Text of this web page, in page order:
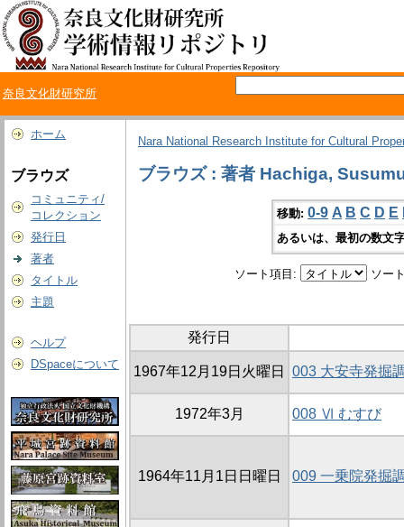
奈良文化財研究所
ホーム
ブラウズ
コミュニティ/
コレクション
発行日
著者
タイトル
主題
ヘルプ
DSpaceについて
Nara National Research Institute for Cultural
ブラウズ : 著者 Hachiga,
移動: 0-9 A B C D E
あるいは、最初の数文
ソート項目: ソー
発行日
1967年12月19日火曜日 003 大安寺発掘
1972年3月 008 Ⅵ むすび
1964年11月1日日曜日 009 一乗院発掘